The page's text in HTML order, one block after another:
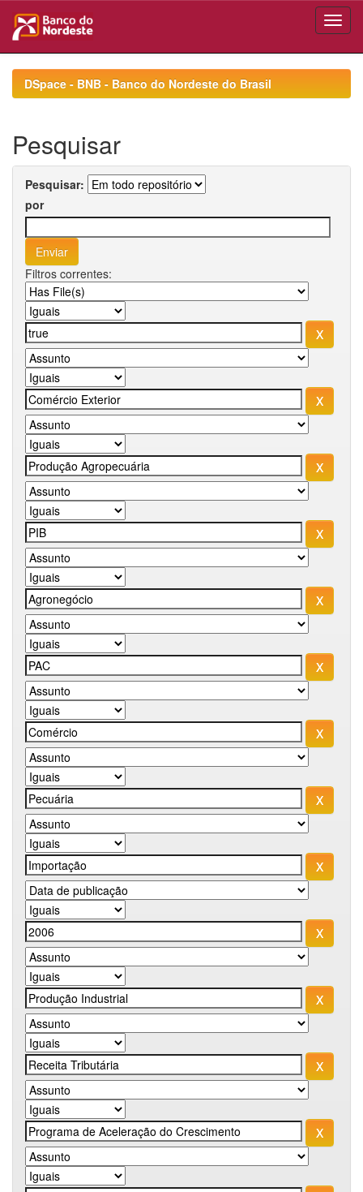
navigationDSpace - BNB - Banco do Nordeste do Brasil
Pesquisar
Pesquisar:
por
Filtros correntes: